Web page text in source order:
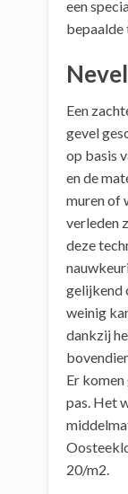
een
bepaalde
Een
gevel
op basis
en de
muren of
verleden
deze
gelijkend
weinig
dankzij
Er komen
pas. Het
20/m2.